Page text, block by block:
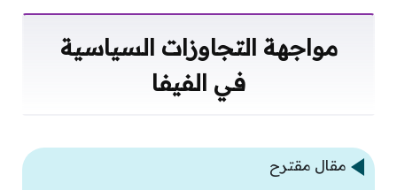
مواجهة التجاوزات السياسية
في الفيفا
مقال مقترح